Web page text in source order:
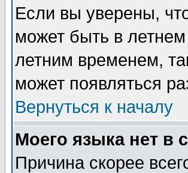
Если вы уверены,
может быть в
летним временем,
может появляться
Вернуться к началу
Моего языка нет в
Причина скорее